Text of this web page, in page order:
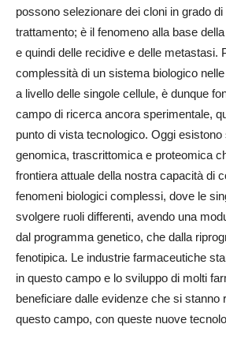
possono selezionare dei cloni in grado di
trattamento; è il fenomeno alla base della
e quindi delle recidive e delle metastasi.
complessità di un sistema biologico
a livello delle singole cellule, è dunque
campo di ricerca ancora sperimentale,
punto di vista tecnologico. Oggi
genomica, trascrittomica e proteomica
frontiera attuale della nostra capacità di
fenomeni biologici complessi, dove le
svolgere ruoli differenti, avendo una
dal programma genetico, che dalla
fenotipica. Le industrie farmaceutiche
in questo campo e lo sviluppo di molti
beneficiare dalle evidenze che si stanno
questo campo, con queste nuove